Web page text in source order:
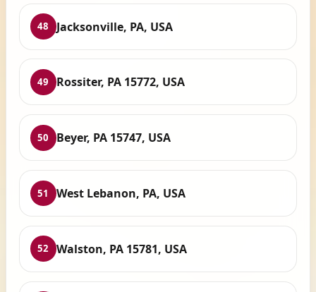
48 Jacksonville, PA, USA
49 Rossiter, PA 15772, USA
50 Beyer, PA 15747, USA
51 West Lebanon, PA, USA
52 Walston, PA 15781, USA